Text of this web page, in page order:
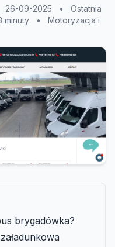
26-09-2025 •
Ostatnia
minuty •
Motoryzacja i
brygadówka?